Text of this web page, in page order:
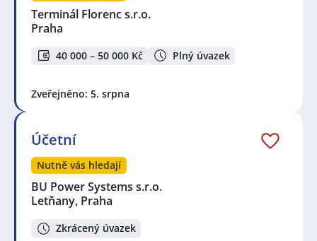
Terminál Florenc s.r.o.
Praha
40 000 – 50 000 Kč Plný úvazek
Zveřejněno: 5. srpna
Účetní
Nutně vás hledají
BU Power Systems s.r.o.
Letňany, Praha
Zkrácený úvazek